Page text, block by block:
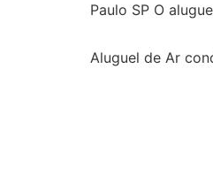
Paulo SP O
Aluguel de Ar